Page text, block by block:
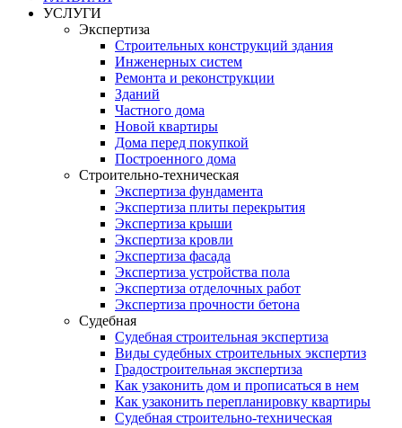
УСЛУГИ
Экспертиза
Строительных конструкций здания
Инженерных систем
Ремонта и реконструкции
Зданий
Частного дома
Новой квартиры
Дома перед покупкой
Построенного дома
Строительно-техническая
Экспертиза фундамента
Экспертиза плиты перекрытия
Экспертиза крыши
Экспертиза кровли
Экспертиза фасада
Экспертиза устройства пола
Экспертиза отделочных работ
Экспертиза прочности бетона
Судебная
Судебная строительная экспертиза
Виды судебных строительных экспертиз
Градостроительная экспертиза
Как узаконить дом и прописаться в нем
Как узаконить перепланировку квартиры
Судебная строительно-техническая